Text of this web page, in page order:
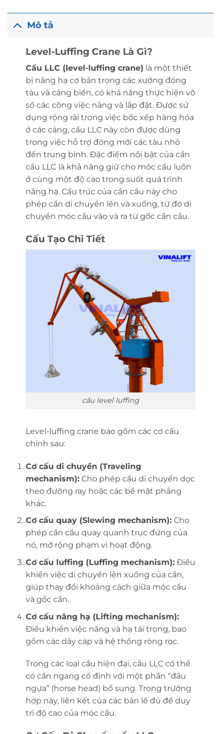
Mô tả
Level-Luffing Crane Là Gì?
Cẩu LLC (level-luffing crane) là một thiết
bị nâng hạ cơ bản trong các xưởng đóng
tàu và cảng biển, có khả năng thực hiện vô
số các công việc nâng và lắp đặt. Được sử
dụng rộng rãi trong việc bốc xếp hàng hóa
ở các cảng, cẩu LLC này còn được dùng
trong việc hỗ trợ đóng mới các tàu nhỏ
đến trung bình. Đặc điểm nổi bật của cần
cẩu LLC là khả năng giữ cho móc cẩu luôn
ở cùng một độ cao trong suốt quá trình
nâng hạ. Cấu trúc của cần cẩu này cho
phép cần di chuyển lên và xuống, từ đó di
chuyển móc cẩu vào và ra từ gốc cần cẩu.
Cấu Tạo Chi Tiết
cẩu level luffing
Level-luffing crane bao gồm các cơ cấu
chính sau:
Cơ cấu di chuyển (Traveling
mechanism):Cho phép cẩu di chuyển dọc
theo đường ray hoặc các bề mặt phẳng
khác.
Cơ cấu quay (Slewing mechanism):Cho
phép cần cẩu quay quanh trục đứng của
nó, mở rộng phạm vi hoạt động.
Cơ cấu luffing (Luffing mechanism):Điều
khiển việc di chuyển lên xuống của cần,
giúp thay đổi khoảng cách giữa móc cẩu
và gốc cần.
Cơ cấu nâng hạ (Lifting mechanism):
Điều khiển việc nâng và hạ tải trọng, bao
gồm các dây cáp và hệ thống ròng rọc.
Trong các loại cẩu hiện đại, cẩu LLC có thể
có cần ngang cố định với một phần “đầu
ngựa” (horse head) bổ sung. Trong trường
hợp này, liên kết của các bản lề đủ để duy
trì độ cao của móc cẩu.